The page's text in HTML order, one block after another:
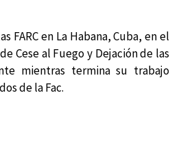
en La Habana, Cuba, en el
Cese al Fuego y Dejación de las
mientras termina su trabajo
de la Fac.